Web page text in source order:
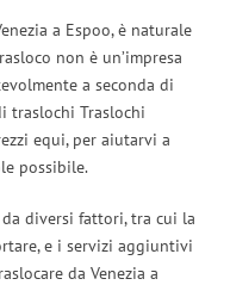
a Espoo, è naturale
non è un’impresa
a seconda di
traslochi Traslochi
equi, per aiutarvi a
possibile.
diversi fattori, tra cui la
e i servizi aggiuntivi
da Venezia a